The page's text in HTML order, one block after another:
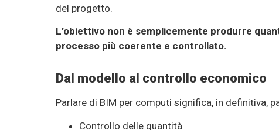
del progetto.
L’obiettivo non è semplicemente produrre
processo più coerente e controllato.
Dal modello al controllo economico
Parlare di BIM per computi significa, in definitiva,
Controllo delle quantità